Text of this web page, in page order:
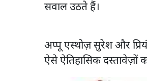
सवाल उठते हैं।
अप्पू एस्थोज़ सुरेश और
ऐसे ऐतिहासिक दस्तावेज़ों